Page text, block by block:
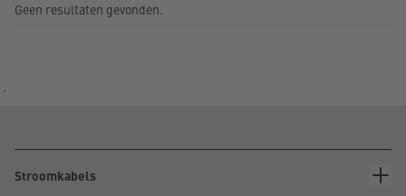
Geen resultaten gevonden.
´
Stroomkabels